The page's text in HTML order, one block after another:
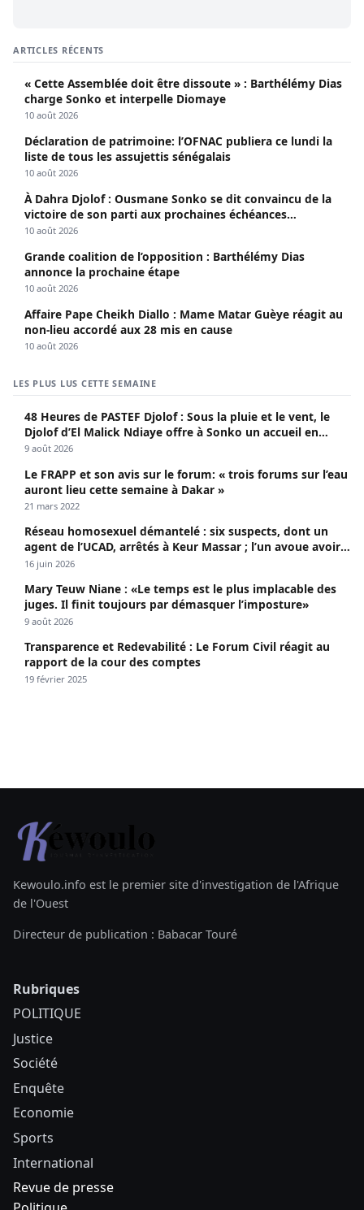
ARTICLES RÉCENTS
« Cette Assemblée doit être dissoute » : Barthélémy Dias
charge Sonko et interpelle Diomaye
10 août 2026
Déclaration de patrimoine: l’OFNAC publiera ce lundi la
liste de tous les assujettis sénégalais
10 août 2026
À Dahra Djolof : Ousmane Sonko se dit convaincu de la
victoire de son parti aux prochaines échéances
électorales.
10 août 2026
Grande coalition de l’opposition : Barthélémy Dias
annonce la prochaine étape
10 août 2026
Affaire Pape Cheikh Diallo : Mame Matar Guèye réagit au
non-lieu accordé aux 28 mis en cause
10 août 2026
LES PLUS LUS CETTE SEMAINE
48 Heures de PASTEF Djolof : Sous la pluie et le vent, le
Djolof d’El Malick Ndiaye offre à Sonko un accueil en
apothéose
9 août 2026
Le FRAPP et son avis sur le forum: « trois forums sur l’eau
auront lieu cette semaine à Dakar »
21 mars 2022
Réseau homosexuel démantelé : six suspects, dont un
agent de l’UCAD, arrêtés à Keur Massar ; l’un avoue avoir
propagé le VIH depuis 2018
16 juin 2026
Mary Teuw Niane : «Le temps est le plus implacable des
juges. Il finit toujours par démasquer l’imposture»
9 août 2026
Transparence et Redevabilité : Le Forum Civil réagit au
rapport de la cour des comptes
19 février 2025
Kewoulo.info est le premier site d'investigation de l'Afrique
de l'Ouest
Directeur de publication : Babacar Touré
Rubriques
POLITIQUE
Justice
Société
Enquête
Economie
Sports
International
Revue de presse